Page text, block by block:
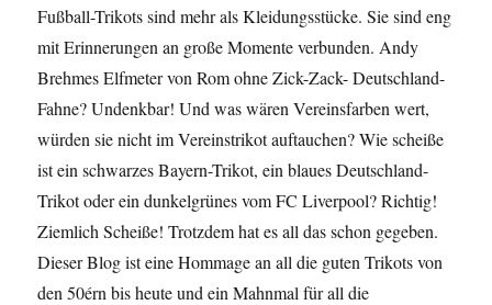
Fußball-Trikots sind mehr als Kleidungsstücke. Sie sind eng
mit Erinnerungen an große Momente verbunden. Andy
Brehmes Elfmeter von Rom ohne Zick-Zack- Deutschland-
Fahne? Undenkbar! Und was wären Vereinsfarben wert,
würden sie nicht im Vereinstrikot auftauchen? Wie scheiße
ist ein schwarzes Bayern-Trikot, ein blaues Deutschland-
Trikot oder ein dunkelgrünes vom FC Liverpool? Richtig!
Ziemlich Scheiße! Trotzdem hat es all das schon gegeben.
Dieser Blog ist eine Hommage an all die guten Trikots von
den 50érn bis heute und ein Mahnmal für all die